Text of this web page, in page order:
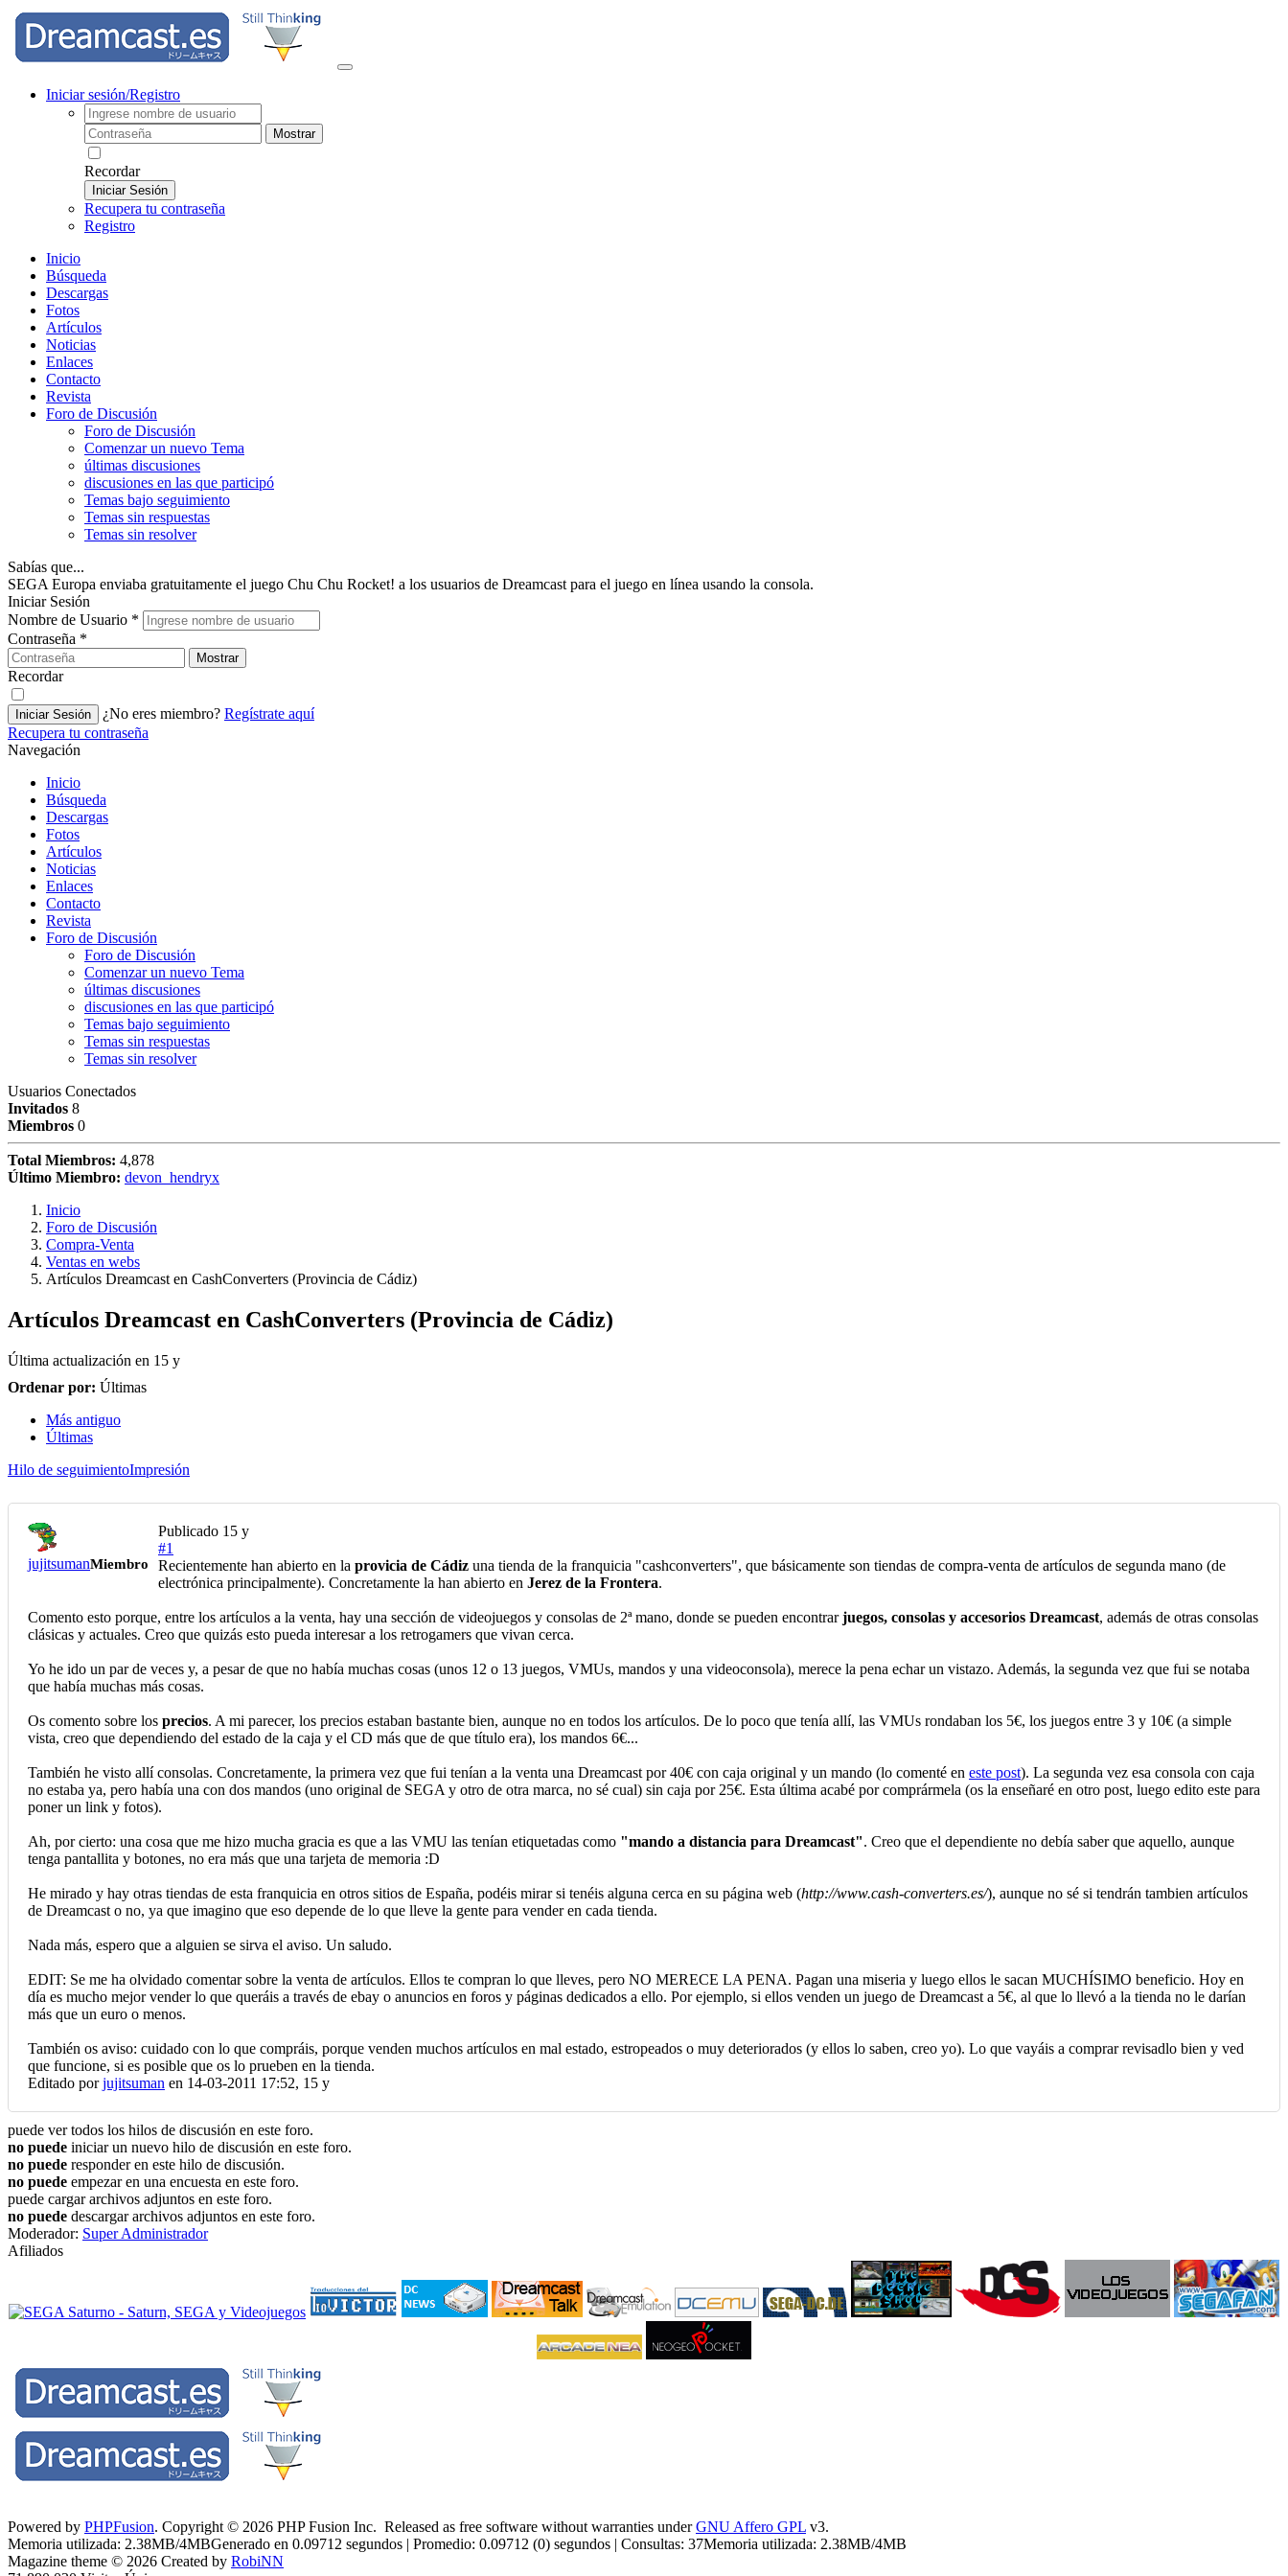
Iniciar sesión/Registro
Mostrar
Recordar
Iniciar Sesión
Recupera tu contraseña
Registro
Inicio
Búsqueda
Descargas
Fotos
Artículos
Noticias
Enlaces
Contacto
Revista
Foro de Discusión
Foro de Discusión
Comenzar un nuevo Tema
últimas discusiones
discusiones en las que participó
Temas bajo seguimiento
Temas sin respuestas
Temas sin resolver
Sabías que...
SEGA Europa enviaba gratuitamente el juego Chu Chu Rocket! a los usuarios de Dreamcast para el juego en línea usando la consola.
Iniciar Sesión
Nombre de Usuario *
Contraseña *
Mostrar
Recordar
Iniciar Sesión ¿No eres miembro? Regístrate aquí
Recupera tu contraseña
Navegación
Inicio
Búsqueda
Descargas
Fotos
Artículos
Noticias
Enlaces
Contacto
Revista
Foro de Discusión
Foro de Discusión
Comenzar un nuevo Tema
últimas discusiones
discusiones en las que participó
Temas bajo seguimiento
Temas sin respuestas
Temas sin resolver
Usuarios Conectados
Invitados 8
Miembros 0
Total Miembros: 4,878
Último Miembro: devon_hendryx
Inicio
Foro de Discusión
Compra-Venta
Ventas en webs
Artículos Dreamcast en CashConverters (Provincia de Cádiz)
Artículos Dreamcast en CashConverters (Provincia de Cádiz)
Última actualización en 15 y
Ordenar por: Últimas
Más antiguo
Últimas
Hilo de seguimientoImpresión
jujitsumanMiembro
Publicado 15 y
#1
Recientemente han abierto en la provicia de Cádiz una tienda de la franquicia "cashconverters", que básicamente son tiendas de compra-venta de artículos de segunda mano (de
electrónica principalmente). Concretamente la han abierto en Jerez de la Frontera.
Comento esto porque, entre los artículos a la venta, hay una sección de videojuegos y consolas de 2ª mano, donde se pueden encontrarjuegos, consolas y accesorios Dreamcast, además de otras consolas
clásicas y actuales. Creo que quizás esto pueda interesar a los retrogamers que vivan cerca.
Yo he ido un par de veces y, a pesar de que no había muchas cosas (unos 12 o 13 juegos, VMUs, mandos y una videoconsola), merece la pena echar un vistazo. Además, la segunda vez que fui se notaba
que había muchas más cosas.
Os comento sobre los precios. A mi parecer, los precios estaban bastante bien, aunque no en todos los artículos. De lo poco que tenía allí, las VMUs rondaban los 5€, los juegos entre 3 y 10€ (a simple
vista, creo que dependiendo del estado de la caja y el CD más que de que título era), los mandos 6€...
También he visto allí consolas. Concretamente, la primera vez que fui tenían a la venta una Dreamcast por 40€ con caja original y un mando (lo comenté en este post). La segunda vez esa consola con caja
no estaba ya, pero había una con dos mandos (uno original de SEGA y otro de otra marca, no sé cual) sin caja por 25€. Esta última acabé por comprármela (os la enseñaré en otro post, luego edito este para
poner un link y fotos).
Ah, por cierto: una cosa que me hizo mucha gracia es que a las VMU las tenían etiquetadas como "mando a distancia para Dreamcast". Creo que el dependiente no debía saber que aquello, aunque
tenga pantallita y botones, no era más que una tarjeta de memoria :D
He mirado y hay otras tiendas de esta franquicia en otros sitios de España, podéis mirar si tenéis alguna cerca en su página web (http://www.cash-converters.es/), aunque no sé si tendrán tambien artículos
de Dreamcast o no, ya que imagino que eso depende de lo que lleve la gente para vender en cada tienda.
Nada más, espero que a alguien se sirva el aviso. Un saludo.
EDIT: Se me ha olvidado comentar sobre la venta de artículos. Ellos te compran lo que lleves, pero NO MERECE LA PENA. Pagan una miseria y luego ellos le sacan MUCHÍSIMO beneficio. Hoy en
día es mucho mejor vender lo que queráis a través de ebay o anuncios en foros y páginas dedicados a ello. Por ejemplo, si ellos venden un juego de Dreamcast a 5€, al que lo llevó a la tienda no le darían
más que un euro o menos.
También os aviso: cuidado con lo que compráis, porque venden muchos artículos en mal estado, estropeados o muy deteriorados (y ellos lo saben, creo yo). Lo que vayáis a comprar revisadlo bien y ved
que funcione, si es posible que os lo prueben en la tienda.
Editado porjujitsuman en 14-03-2011 17:52, 15 y
puede ver todos los hilos de discusión en este foro.
no puede iniciar un nuevo hilo de discusión en este foro.
no puede responder en este hilo de discusión.
no puede empezar en una encuesta en este foro.
puede cargar archivos adjuntos en este foro.
no puede descargar archivos adjuntos en este foro.
Moderador: Super Administrador
Afiliados
Powered by PHPFusion. Copyright © 2026 PHP Fusion Inc. Released as free software without warranties underGNU Affero GPL v3.
Memoria utilizada: 2.38MB/4MBGenerado en 0.09712 segundos | Promedio: 0.09712 (0) segundos | Consultas: 37Memoria utilizada: 2.38MB/4MB
Magazine theme © 2026 Created by RobiNN